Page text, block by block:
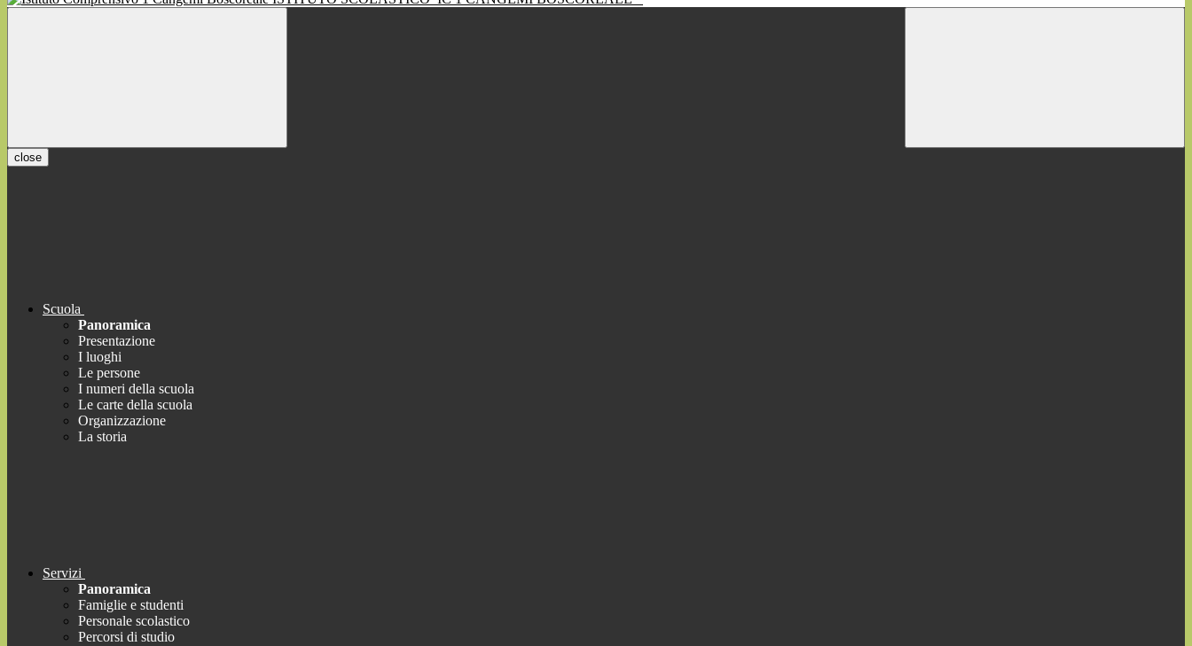
close
Scuola
Panoramica
Presentazione
I luoghi
Le persone
I numeri della scuola
Le carte della scuola
Organizzazione
La storia
Servizi
Panoramica
Famiglie e studenti
Personale scolastico
Percorsi di studio